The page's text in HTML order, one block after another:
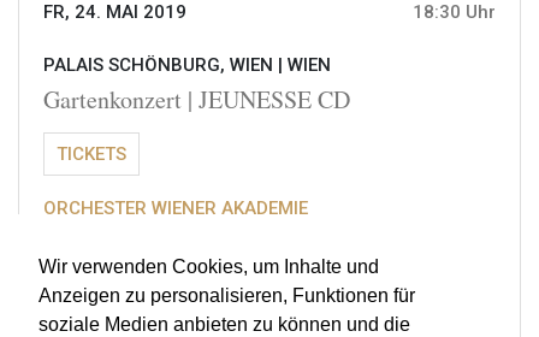
Wir verwenden Cookies, um Inhalte und
Anzeigen zu personalisieren, Funktionen für
soziale Medien anbieten zu können und die
FR, 24. MAI 2019 18:30 Uhr
PALAIS SCHÖNBURG, WIEN | WIEN
Gartenkonzert | JEUNESSE CD
TICKETS
ORCHESTER WIENER AKADEMIE
OWA